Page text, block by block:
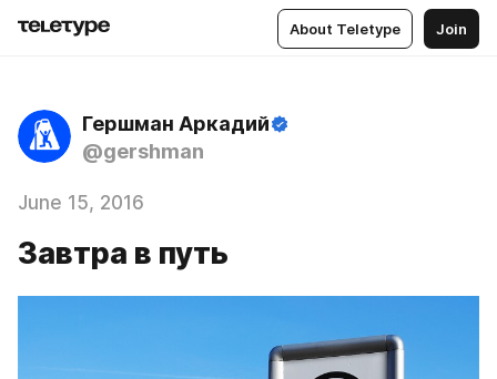
About Teletype Join
Гершман Аркадий
@gershman
June 15, 2016
Завтра в путь